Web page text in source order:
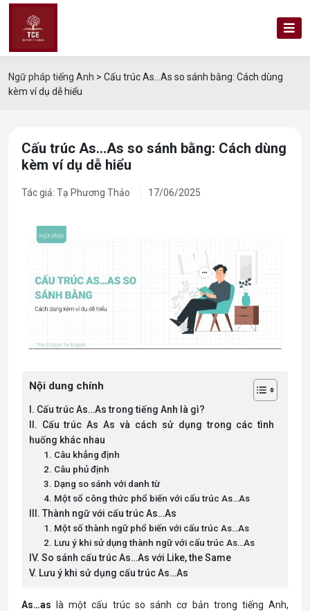
Ngữ pháp tiếng Anh > Cấu trúc As…As so sánh bằng: Cách dùng
kèm ví dụ dễ hiểu
Cấu trúc As…As so sánh bằng: Cách dùng
kèm ví dụ dễ hiểu
Tác giả: Tạ Phương Thảo 17/06/2025
Nội dung chính
I. Cấu trúc As…As trong tiếng Anh là gì?
II. Cấu trúc As As và cách sử dụng trong các tình
huống khác nhau
1. Câu khẳng định
2. Câu phủ định
3. Dạng so sánh với danh từ
4. Một số công thức phổ biến với cấu trúc As…As
III. Thành ngữ với cấu trúc As…As
1. Một số thành ngữ phổ biến với cấu trúc As…As
2. Lưu ý khi sử dụng thành ngữ với cấu trúc As…As
IV. So sánh cấu trúc As…As với Like, the Same
V. Lưu ý khi sử dụng cấu trúc As…As
As…as là một cấu trúc so sánh cơ bản trong tiếng Anh,